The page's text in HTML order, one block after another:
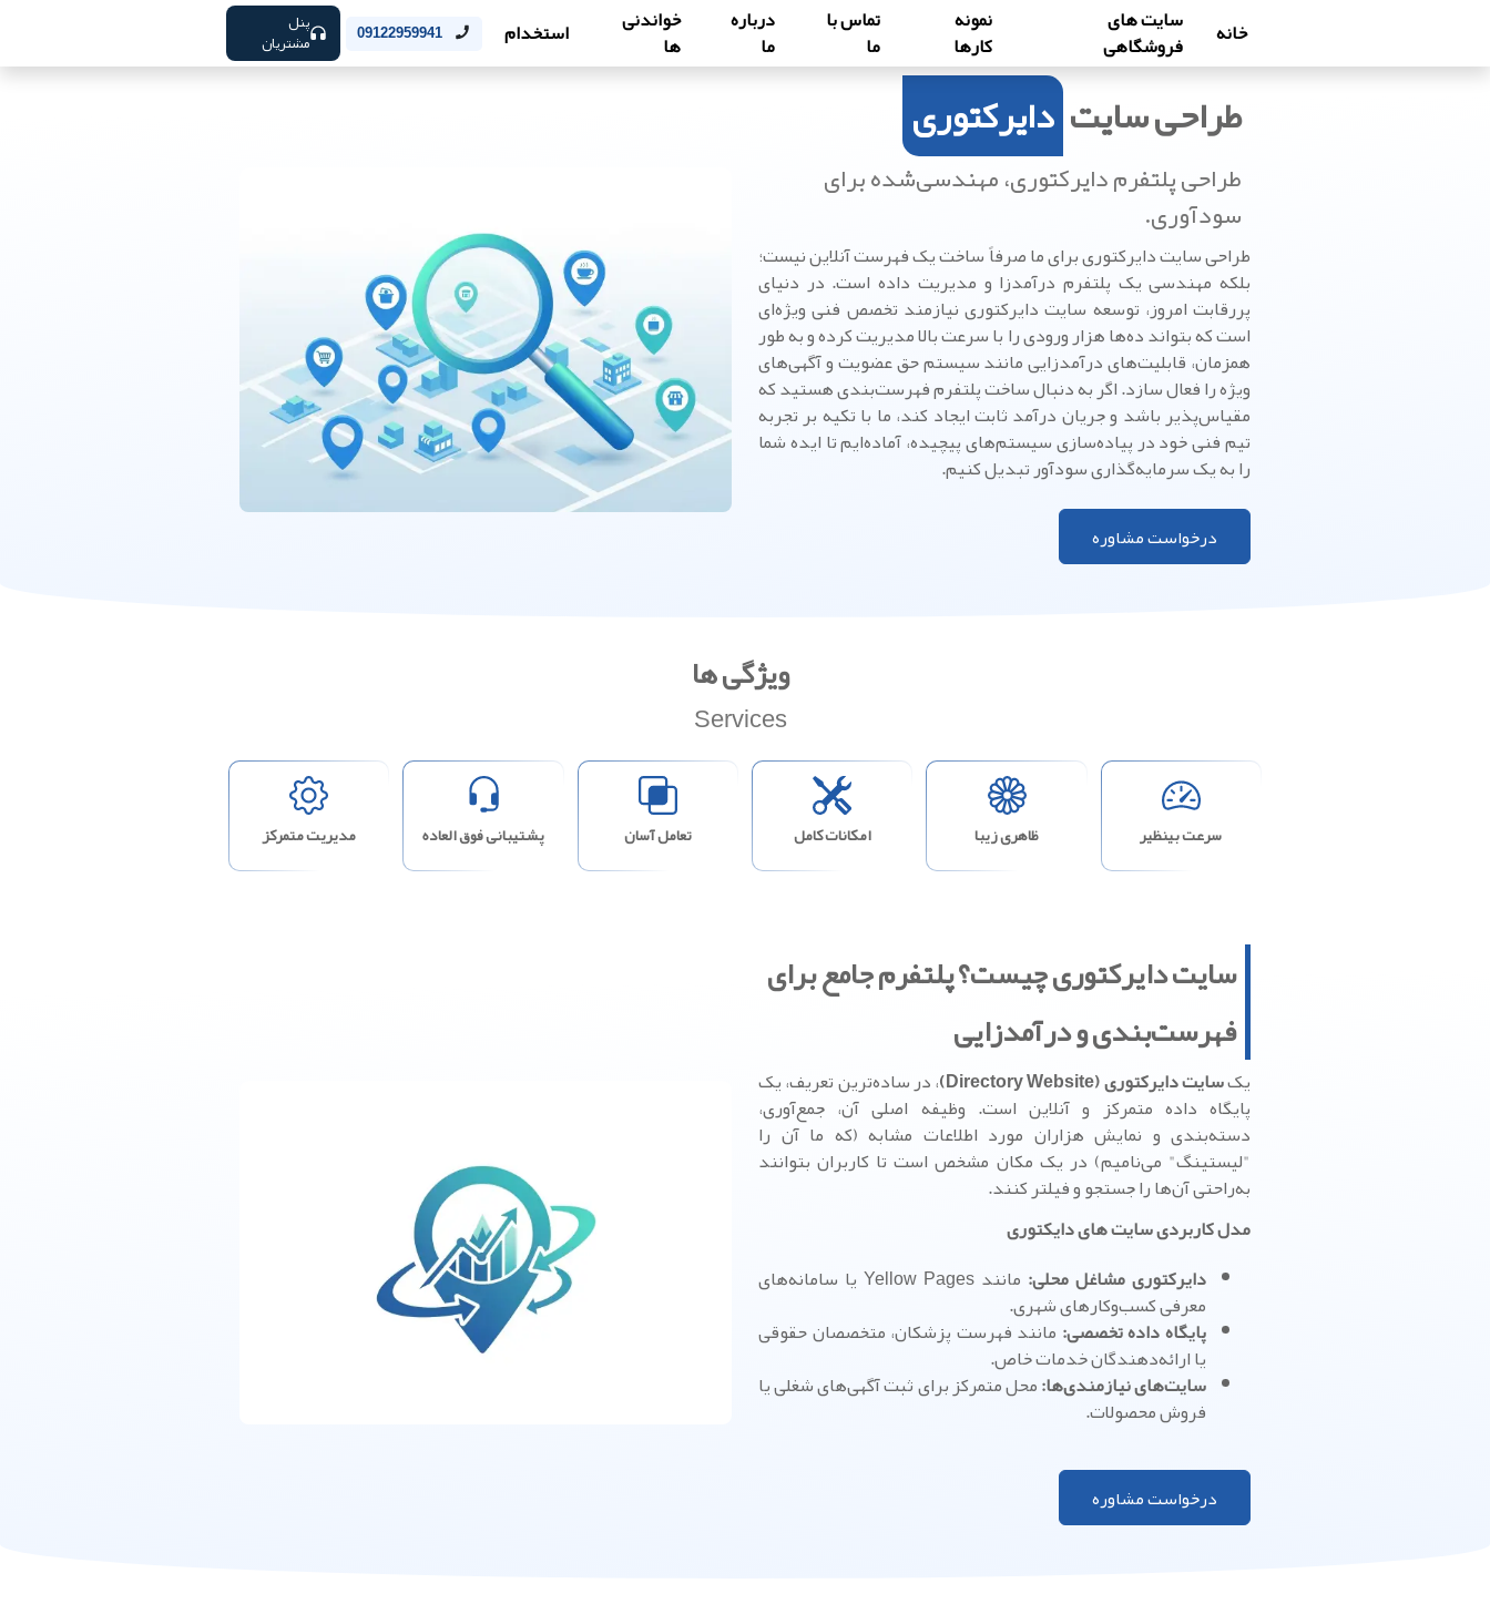
خانه سایت های
فروشگاهی
نمونه
کارها
تماس با
ما
درباره
ما
خواندنی
ها استخدام 09122959941 پنل
مشتریان
طراحی سایت دایرکتوری
طراحی پلتفرم دایرکتوری، مهندسی‌شده برای
سودآوری.
طراحی سایت دایرکتوری برای ما صرفاً ساخت یک فهرست آنلاین نیست؛
بلکه مهندسی یک پلتفرم درآمدزا و مدیریت داده است. در دنیای
پررقابت امروز، توسعه سایت دایرکتوری نیازمند تخصص فنی ویژه‌ای
است که بتواند ده‌ها هزار ورودی را با سرعت بالا مدیریت کرده و به طور
همزمان، قابلیت‌های درآمدزایی مانند سیستم حق عضویت و آگهی‌های
ویژه را فعال سازد. اگر به دنبال ساخت پلتفرم فهرست‌بندی هستید که
مقیاس‌پذیر باشد و جریان درآمد ثابت ایجاد کند، ما با تکیه بر تجربه
تیم فنی خود در پیاده‌سازی سیستم‌های پیچیده، آماده‌ایم تا ایده شما
را به یک سرمایه‌گذاری سودآور تبدیل کنیم.
درخواست مشاوره
ویژگی ها
Services
سرعت بینظیر ظاهری زیبا امکانات کامل تعامل آسان پشتیبانی فوق العاده مدیریت متمرکز
سایت دایرکتوری چیست؟ پلتفرم جامع برای
فهرست‌بندی و درآمدزایی
یکسایت دایرکتوری (Directory Website) ، در ساده‌ترین تعریف، یک
پایگاه داده متمرکز و آنلاین است. وظیفه اصلی آن، جمع‌آوری،
دسته‌بندی و نمایش هزاران مورد اطلاعات مشابه (که ما آن را
"لیستینگ" می‌نامیم) در یک مکان مشخص است تا کاربران بتوانند
به‌راحتی آن‌ها را جستجو و فیلتر کنند.
مدل کاربردی سایت های دایکتوری
دایرکتوری مشاغل محلی:
مانند Yellow Pages یا سامانه‌های
معرفی کسب‌وکارهای شهری.
پایگاه داده تخصصی: مانند فهرست پزشکان، متخصصان حقوقی
یا ارائه‌دهندگان خدمات خاص.
سایت‌های نیازمندی‌ها:محل متمرکز برای ثبت آگهی‌های شغلی یا
فروش محصولات.
درخواست مشاوره